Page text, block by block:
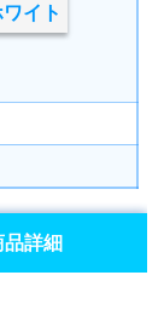
イト
品詳細